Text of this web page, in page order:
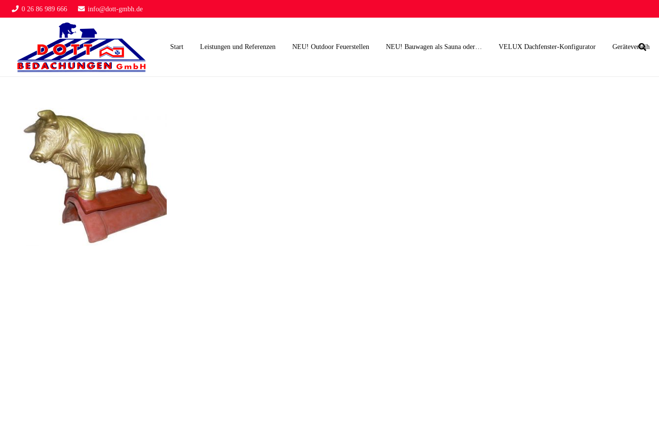
0 26 86 989 666 info@dott-gmbh.de
Start Leistungen und Referenzen NEU! Outdoor Feuerstellen NEU! Bauwagen als Sauna oder… VELUX Dachfenster-Konfigurator Geräteverleih